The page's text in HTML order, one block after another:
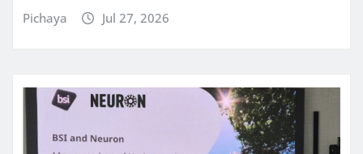
Pichaya Jul 27, 2026